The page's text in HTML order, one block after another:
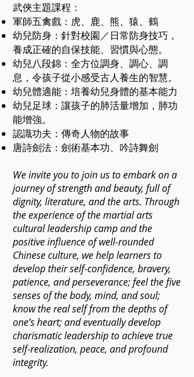
武俠主題課程：
軍師五禽戲：虎、鹿、熊、猿、鶴
幼兒防身：針對校園／日常防身技巧，
養成正確的自保技能、習慣與心態。
幼兒八段錦：全方位調身、調心、調
息，令孩子從小感受古人養生的智慧。
幼兒體適能：培養幼兒身體的基本能力
幼兒足球：讓孩子的肺活量增加，肺功
能增強。
認識功夫：傳奇人物的故事
唐詩劍法：劍術基本功、吟詩舞劍
We invite you to join us to embark on a
journey of strength and beauty, full of
dignity, literature, and the arts. Through
the experience of the martial arts
cultural leadership camp and the
positive influence of well-rounded
Chinese culture, we help learners to
develop their self-confidence, bravery,
patience, and perseverance; feel the five
senses of the body, mind, and soul;
know the real self from the depths of
one’s heart; and eventually develop
charismatic leadership to achieve true
self-realization, peace, and profound
integrity.